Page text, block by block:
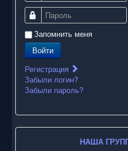
Пароль
Запомнить меня
Войти
Регистрация
Забыли логин?
Забыли пароль?
НАША